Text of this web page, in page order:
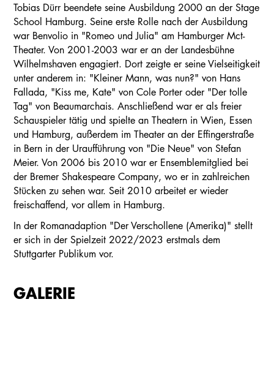
Tobias Dürr beendete seine Ausbildung 2000 an der Stage
School Hamburg. Seine erste Rolle nach der Ausbildung
war Benvolio in "Romeo und Julia" am Hamburger Mct-
Theater. Von 2001-2003 war er an der Landesbühne
Wilhelmshaven engagiert. Dort zeigte er seine Vielseitigkeit
unter anderem in: "Kleiner Mann, was nun?" von Hans
Fallada, "Kiss me, Kate" von Cole Porter oder "Der tolle
Tag" von Beaumarchais. Anschließend war er als freier
Schauspieler tätig und spielte an Theatern in Wien, Essen
und Hamburg, außerdem im Theater an der Effingerstraße
in Bern in der Uraufführung von "Die Neue" von Stefan
Meier. Von 2006 bis 2010 war er Ensemblemitglied bei
der Bremer Shakespeare Company, wo er in zahlreichen
Stücken zu sehen war. Seit 2010 arbeitet er wieder
freischaffend, vor allem in Hamburg.
In der Romanadaption "Der Verschollene (Amerika)" stellt
er sich in der Spielzeit 2022/2023 erstmals dem
Stuttgarter Publikum vor.
GALERIE